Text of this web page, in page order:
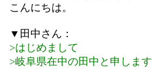
こんにちは。
▼田中さん：
>はじめまして
>岐阜県在中の田中と申します